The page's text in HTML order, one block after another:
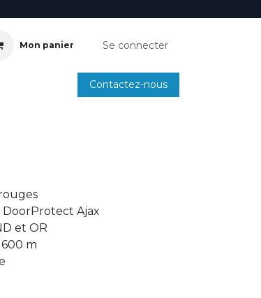
Mon panier Se connecter
ANNUAIRE INSTALLATEURS SMARTPHONE
Contactez-nous
Ajax
et OR
m